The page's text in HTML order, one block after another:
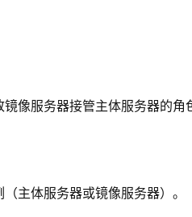
像服务器接管主体服务器的角
主体服务器或镜像服务器）。